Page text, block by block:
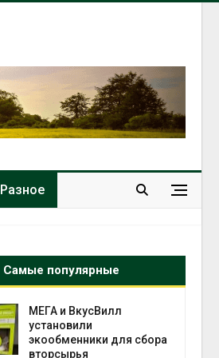
Разное
Самые популярные
МЕГА и ВкусВилл
установили
экообменники для сбора
вторсырья